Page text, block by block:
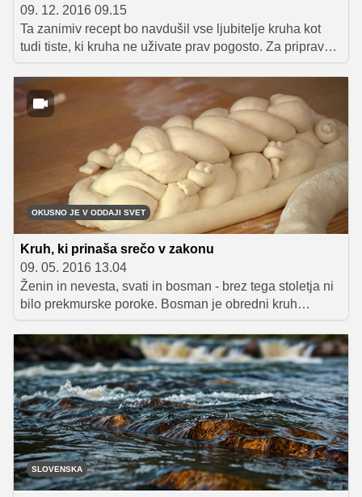
09. 12. 2016 09.15
Ta zanimiv recept bo navdušil vse ljubitelje kruha kot
tudi tiste, ki kruha ne uživate prav pogosto. Za pripravo
si boste morali vzeti malce več časa, a se bo vaš trud
bogato obrestoval, ko boste kruh vzeli iz pečice. Poleg
opojnega vonja se boste razveselili tudi hrustljave
skorjice ter sočne in mehke sredice.
OKUSNO JE V ODDAJI SVET
Kruh, ki prinaša srečo v zakonu
09. 05. 2016 13.04
Ženin in nevesta, svati in bosman - brez tega stoletja ni
bilo prekmurske poroke. Bosman je obredni kruh
podolgovate oblike, pleten iz kit in okrašen s cvetjem.
Prvič je omenjen v 17. stoletju in od takrat je bil osrednji
predmet poročnega praznovanja. Z njim so ponekod
plesali, nekje uprizorili lažni krst otroka. Običajev je
toliko, kot je gospodinj, ki so ga pripravljale. Danes ga
peče le še peščica, saj je kruh izpodrinila torta. Ekipa
oddaje Svet na Kanalu A se je odpravila v Malo Polano
v zadrugo Pomelaj, v kateri so obudili ta stari običaj.
SLOVENSKA